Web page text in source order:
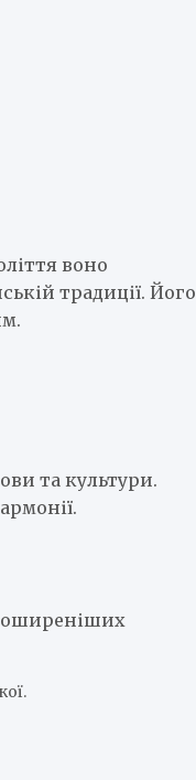
воно
традиції. Його
та культури.